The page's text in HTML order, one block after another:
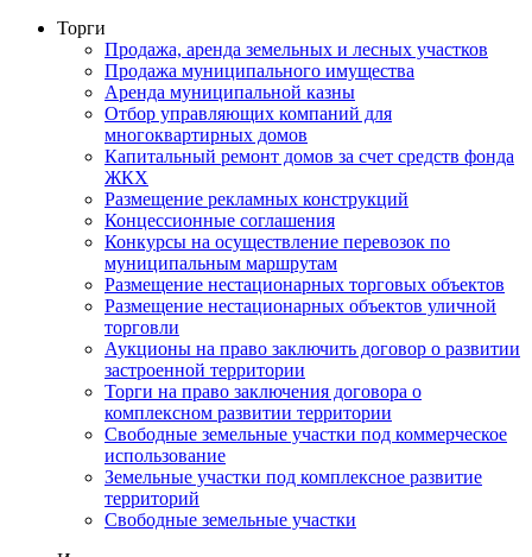
Торги
Продажа, аренда земельных и лесных участков
Продажа муниципального имущества
Аренда муниципальной казны
Отбор управляющих компаний для
многоквартирных домов
Капитальный ремонт домов за счет средств фонда
ЖКХ
Размещение рекламных конструкций
Концессионные соглашения
Конкурсы на осуществление перевозок по
муниципальным маршрутам
Размещение нестационарных торговых объектов
Размещение нестационарных объектов уличной
торговли
Аукционы на право заключить договор о развитии
застроенной территории
Торги на право заключения договора о
комплексном развитии территории
Свободные земельные участки под коммерческое
использование
Земельные участки под комплексное развитие
территорий
Свободные земельные участки